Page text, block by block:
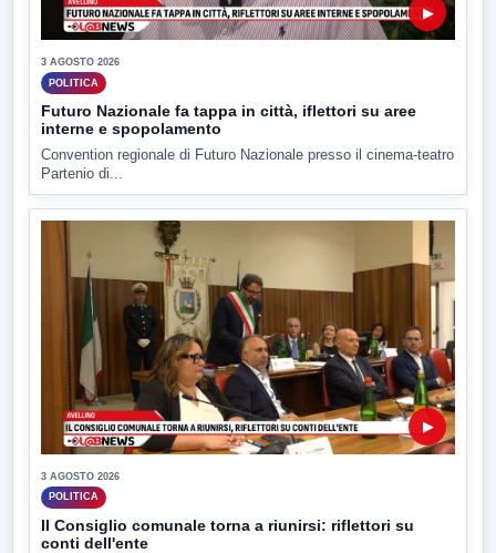
▶
3 AGOSTO 2026
POLITICA
Futuro Nazionale fa tappa in città, iflettori su aree
interne e spopolamento
Convention regionale di Futuro Nazionale presso il cinema-teatro
Partenio di...
▶
3 AGOSTO 2026
POLITICA
Il Consiglio comunale torna a riunirsi: riflettori su
conti dell'ente